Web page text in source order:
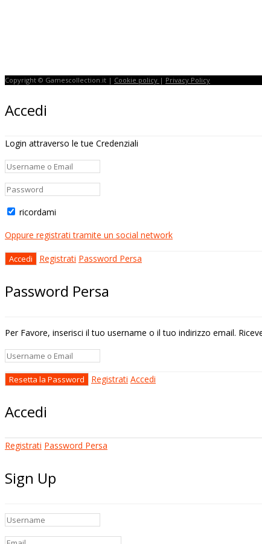
Copyright © Gamescollection.it | Cookie policy | Privacy Policy
Accedi
Login attraverso le tue Credenziali
ricordami
Oppure registrati tramite un social network
Registrati Password Persa
Password Persa
Per Favore, inserisci il tuo username o il tuo indirizzo email.
Registrati Accedi
Accedi
Registrati Password Persa
Sign Up